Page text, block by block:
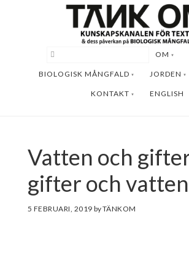
huvudinnehåll
OM
BIOLOGISK MÅNGFALD JORDEN
KONTAKT ENGLISH
Vatten och
gifter och vatten
5 FEBRUARI, 2019 by